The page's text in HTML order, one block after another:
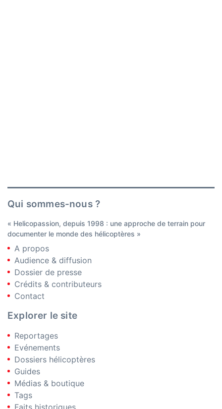
Qui sommes-nous ?
« Helicopassion, depuis 1998 : une approche de terrain pour
documenter le monde des hélicoptères »
A propos
Audience & diffusion
Dossier de presse
Crédits & contributeurs
Contact
Explorer le site
Reportages
Evénements
Dossiers hélicoptères
Guides
Médias & boutique
Tags
Faits historiques